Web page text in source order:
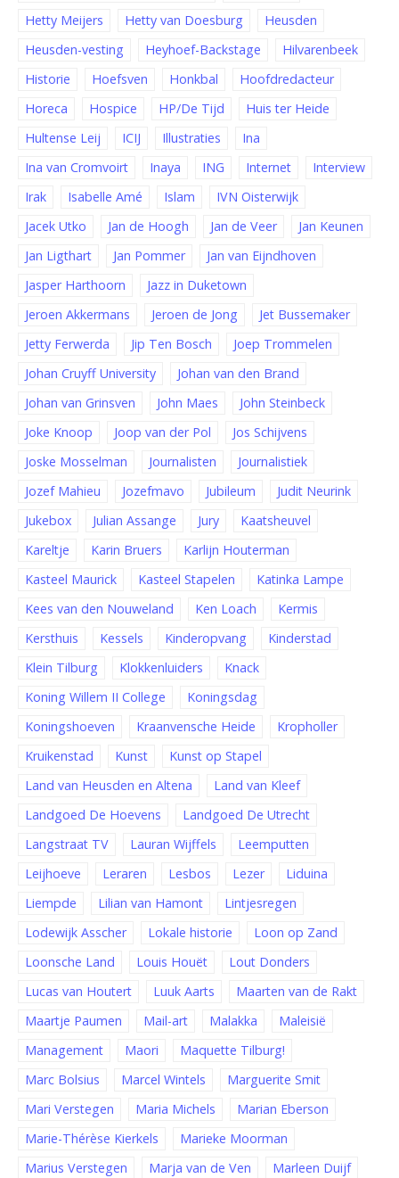
Hetty Meijers
Hetty van Doesburg
Heusden
Heusden-vesting
Heyhoef-Backstage
Hilvarenbeek
Historie
Hoefsven Honkbal
Hoofdredacteur
Horeca
Hospice HP/De Tijd
Huis ter Heide
Hultense Leij
ICIJ Illustraties
Ina
Ina van Cromvoirt
Inaya ING Internet
Interview
Irak
Isabelle Amé Islam
IVN Oisterwijk
Jacek Utko
Jan de Hoogh Jan de Veer
Jan Keunen
Jan Ligthart
Jan Pommer
Jan van Eijndhoven
Jasper Harthoorn
Jazz in Duketown
Jeroen Akkermans
Jeroen de Jong
Jet Bussemaker
Jetty Ferwerda
Jip Ten Bosch
Joep Trommelen
Johan Cruyff University
Johan van den Brand
Johan van Grinsven
John Maes
John Steinbeck
Joke Knoop
Joop van der Pol
Jos Schijvens
Joske Mosselman
Journalisten
Journalistiek
Jozef Mahieu
Jozefmavo Jubileum
Judit Neurink
Jukebox
Julian Assange Jury
Kaatsheuvel
Kareltje
Karin Bruers
Karlijn Houterman
Kasteel Maurick
Kasteel Stapelen
Katinka Lampe
Kees van den Nouweland
Ken Loach
Kermis
Kersthuis
Kessels Kinderopvang
Kinderstad
Klein Tilburg
Klokkenluiders
Knack
Koning Willem II College
Koningsdag
Koningshoeven
Kraanvensche Heide
Kropholler
Kruikenstad
Kunst
Kunst op Stapel
Land van Heusden en Altena
Land van Kleef
Landgoed De Hoevens
Landgoed De Utrecht
Langstraat TV
Lauran Wijffels
Leemputten
Leijhoeve
Leraren Lesbos Lezer
Liduina
Liempde
Lilian van Hamont
Lintjesregen
Lodewijk Asscher
Lokale historie
Loon op Zand
Loonsche Land
Louis Houët
Lout Donders
Lucas van Houtert
Luuk Aarts
Maarten van de Rakt
Maartje Paumen
Mail-art Malakka
Maleisië
Management
Maori
Maquette Tilburg!
Marc Bolsius
Marcel Wintels
Marguerite Smit
Mari Verstegen
Maria Michels
Marian Eberson
Marie-Thérèse Kierkels
Marieke Moorman
Marius Verstegen
Marja van de Ven Marleen Duijf